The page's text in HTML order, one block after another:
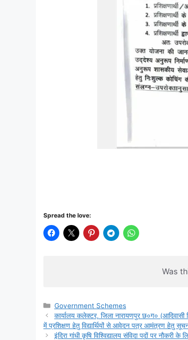
Spread the love:
Was
Categories
Government Schemes
कार्यालय कलेक्टर, जिला नारायणपुर छ०ग०
में प्रशिक्षण हेतु विद्यार्थियों से आवेदन पत्र आमंत्रण हेतु
इंदिरा गांधी कृषि विश्विद्यालय संविदा पदाें पर नाैकरी